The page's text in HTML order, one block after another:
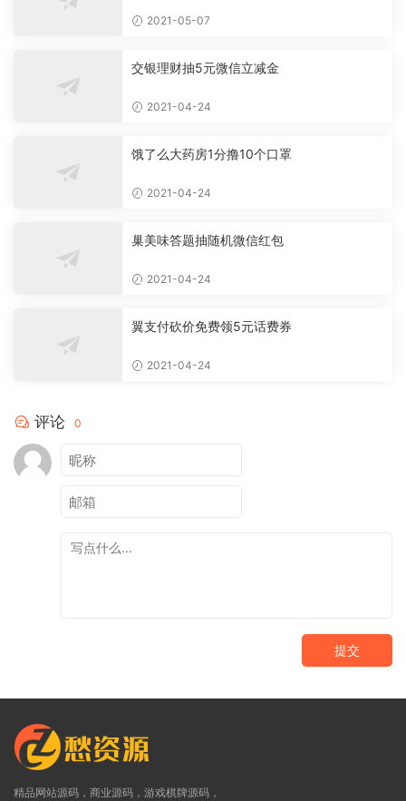
2021-05-07
交银理财抽5元微信立减金
2021-04-24
饿了么大药房1分撸10个口罩
2021-04-24
巢美味答题抽随机微信红包
2021-04-24
翼支付砍价免费领5元话费券
2021-04-24
评论 0
提交
精品网站源码，商业源码，游戏棋牌源码，